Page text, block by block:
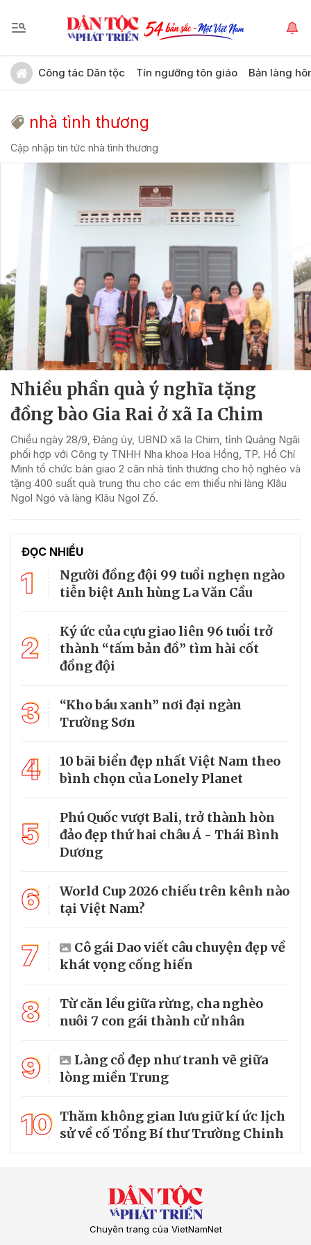
Công tác Dân tộc Tín ngưỡng tôn giáo Bản làng
nhà tình thương
Cập nhập tin tức nhà tình thương
Nhiều phần quà ý nghĩa tặng
đồng bào Gia Rai ở xã Ia Chim
Chiều ngày 28/9, Đảng ủy, UBND xã Ia Chim, tỉnh Quảng Ngãi
phối hợp với Công ty TNHH Nha khoa Hoa Hồng, TP. Hồ Chí
Minh tổ chức bàn giao 2 căn nhà tình thương cho hộ nghèo và
tặng 400 suất quà trung thu cho các em thiếu nhi làng Klâu
Ngol Ngó và làng Klâu Ngol Zố.
ĐỌC NHIỀU
1
Người đồng đội 99 tuổi nghẹn ngào
tiễn biệt Anh hùng La Văn Cầu
2
Ký ức của cựu giao liên 96 tuổi trở
thành “tấm bản đồ” tìm hài cốt
đồng đội
3
“Kho báu xanh” nơi đại ngàn
Trường Sơn
4
10 bãi biển đẹp nhất Việt Nam theo
bình chọn của Lonely Planet
5
Phú Quốc vượt Bali, trở thành hòn
đảo đẹp thứ hai châu Á - Thái Bình
Dương
6
World Cup 2026 chiếu trên kênh nào
tại Việt Nam?
7
Cô gái Dao viết câu chuyện đẹp về
khát vọng cống hiến
8
Từ căn lều giữa rừng, cha nghèo
nuôi 7 con gái thành cử nhân
9
Làng cổ đẹp như tranh vẽ giữa
lòng miền Trung
10 Thăm không gian lưu giữ kí ức lịch
sử về cố Tổng Bí thư Trường Chinh
Chuyên trang của VietNamNet